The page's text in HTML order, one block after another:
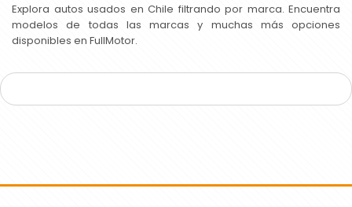
Explora autos usados en Chile filtrando por marca. Encuentra
modelos de todas las marcas y muchas más opciones
disponibles en FullMotor.